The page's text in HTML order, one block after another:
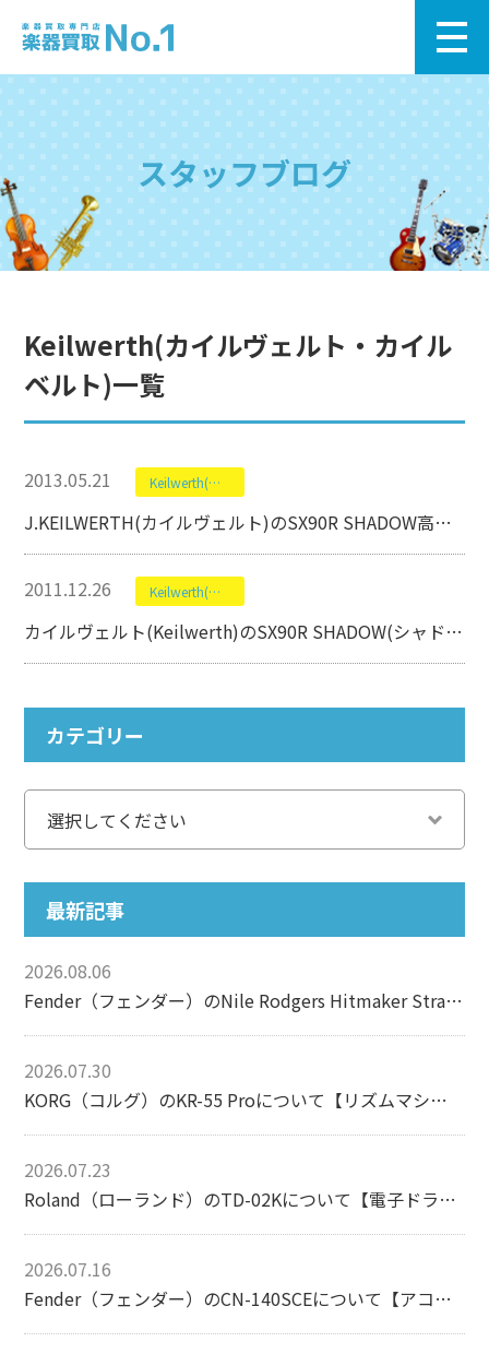
スタッフブログ
Keilwerth(カイルヴェルト・カイル
ベルト)一覧
2013.05.21 Keilwerth(カイルヴェルト・カイルベルト)
J.KEILWERTH(カイルヴェルト)のSX90R SHADOW高価買取中
2011.12.26 Keilwerth(カイルヴェルト・カイルベルト)
カイルヴェルト(Keilwerth)のSX90R SHADOW(シャドー)【テナーサックス高価買取】
カテゴリー
最新記事
2026.08.06
Fender（フェンダー）のNile Rodgers Hitmaker Stratocasterについて【エレキギター】
2026.07.30
KORG（コルグ）のKR-55 Proについて【リズムマシン】
2026.07.23
Roland（ローランド）のTD-02Kについて【電子ドラム】
2026.07.16
Fender（フェンダー）のCN-140SCEについて【アコースティックギター】